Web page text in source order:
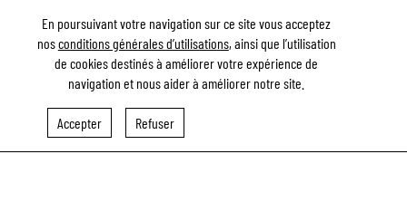
En poursuivant votre navigation sur ce site vous acceptez
nosconditions générales d’utilisations, ainsi que l’utilisation
de cookies destinés à améliorer votre expérience de
navigation et nous aider à améliorer notre site.
Accepter Refuser
RESTAURATION DE L'ÉGLISE SAINT-ETIENNE DE CAEN